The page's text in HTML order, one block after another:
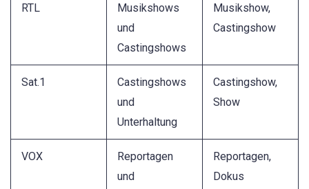
RTL
Musikshows
und
Castingshows
Musikshow,
Castingshow
Sat.1
Castingshows
und
Unterhaltung
Castingshow,
Show
VOX
Reportagen
und
Reportagen,
Dokus